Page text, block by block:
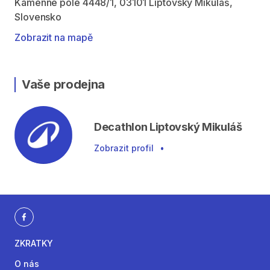
Kamenné pole 4448/1, 03101 Liptovský Mikuláš,
Slovensko
Zobrazit na mapě
Vaše prodejna
Decathlon Liptovský Mikuláš
Zobrazit profil •
ZKRATKY
O nás